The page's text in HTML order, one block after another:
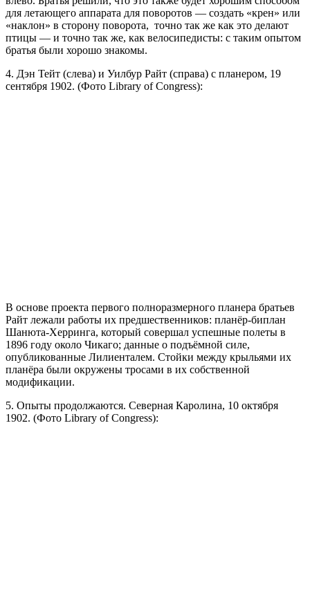
для летающего аппарата для поворотов — создать «крен» или
«наклон» в сторону поворота, точно так же как это делают
птицы — и точно так же, как велосипедисты: с таким опытом
братья были хорошо знакомы.
4. Дэн Тейт (слева) и Уилбур Райт (справа) с планером, 19
сентября 1902. (Фото Library of Congress):
В основе проекта первого полноразмерного планера братьев
Райт лежали работы их предшественников: планёр-биплан
Шанюта-Херринга, который совершал успешные полеты в
1896 году около Чикаго; данные о подъёмной силе,
опубликованные Лилиенталем. Стойки между крыльями их
планёра были окружены тросами в их собственной
модификации.
5. Опыты продолжаются. Северная Каролина, 10 октября
1902. (Фото Library of Congress):